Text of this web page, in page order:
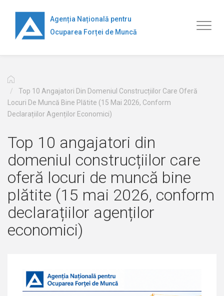
conţinutul
principal
Agenția Națională pentru
Ocuparea Forței de Muncă
Top 10 Angajatori Din Domeniul Construcțiilor Care Oferă
Locuri De Muncă Bine Plătite (15 Mai 2026, Conform
Declarațiilor Agenților Economici)
Top 10 angajatori din
domeniul construcțiilor care
oferă locuri de muncă bine
plătite (15 mai 2026, conform
declarațiilor agenților
economici)